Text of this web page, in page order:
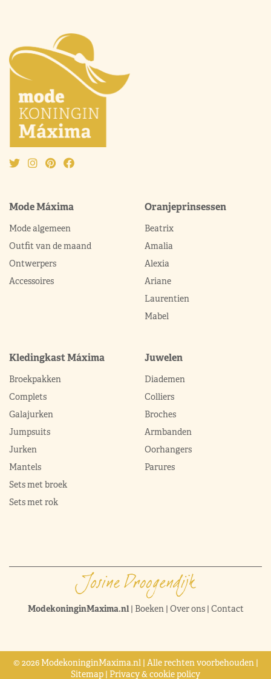
Mode Máxima
Mode algemeen
Outfit van de maand
Ontwerpers
Accessoires
Oranjeprinsessen
Beatrix
Amalia
Alexia
Ariane
Laurentien
Mabel
Kledingkast Máxima
Broekpakken
Complets
Galajurken
Jumpsuits
Jurken
Mantels
Sets met broek
Sets met rok
Juwelen
Diademen
Colliers
Broches
Armbanden
Oorhangers
Parures
ModekoninginMaxima.nl| Boeken| Over ons| Contact
© 2026 ModekoninginMaxima.nl | Alle rechten voorbehouden |
Sitemap | Privacy & cookie policy